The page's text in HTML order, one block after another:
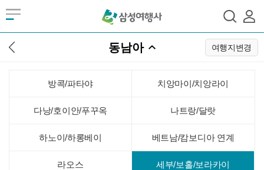
동남아 여행지변경
방콕/파타야 치앙마이/치앙라이
다낭/호이안/푸꾸옥 나트랑/달랏
하노이/하롱베이 베트남/캄보디아 연계
라오스 세부/보홀/보라카이